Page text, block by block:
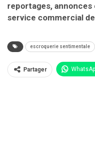
reportages,
service commercial
escroquerie sentimentale
Partager